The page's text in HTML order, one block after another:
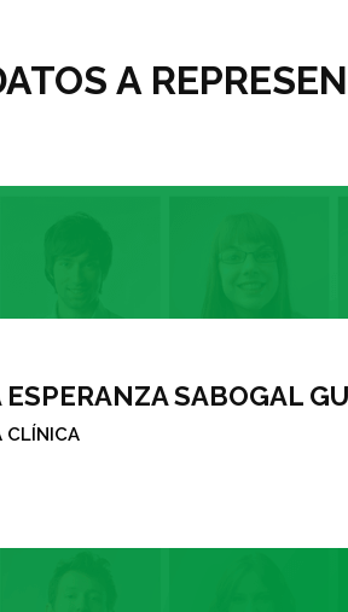
A
DARIO VELEZ TRILLOS
GESTIÓN CLÍNICA